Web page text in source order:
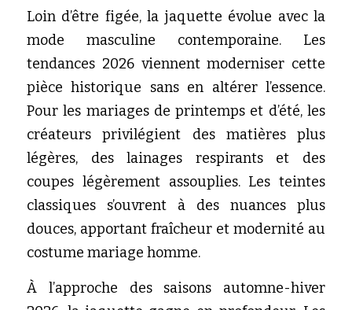
Loin d’être figée, la jaquette évolue avec la
mode masculine contemporaine. Les
tendances 2026 viennent moderniser cette
pièce historique sans en altérer l’essence.
Pour les mariages de printemps et d’été, les
créateurs privilégient des matières plus
légères, des lainages respirants et des
coupes légèrement assouplies. Les teintes
classiques s’ouvrent à des nuances plus
douces, apportant fraîcheur et modernité au
costume mariage homme.
À l’approche des saisons automne-hiver